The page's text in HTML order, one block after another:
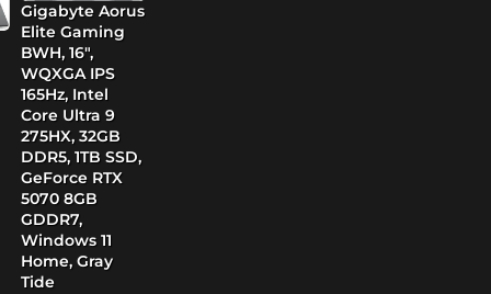
Gigabyte Aorus
Elite Gaming
BWH, 16″,
WQXGA IPS
165Hz, Intel
Core Ultra 9
275HX, 32GB
DDR5, 1TB SSD,
GeForce RTX
5070 8GB
GDDR7,
Windows 11
Home, Gray
Tide